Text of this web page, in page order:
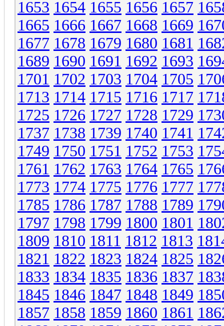
1653 1654 1655 1656 1657
1665 1666 1667 1668 1669
1677 1678 1679 1680 1681
1689 1690 1691 1692 1693
1701 1702 1703 1704 1705
1713 1714 1715 1716 1717
1725 1726 1727 1728 1729
1737 1738 1739 1740 1741
1749 1750 1751 1752 1753
1761 1762 1763 1764 1765
1773 1774 1775 1776 1777
1785 1786 1787 1788 1789
1797 1798 1799 1800 1801
1809 1810 1811 1812 1813
1821 1822 1823 1824 1825
1833 1834 1835 1836 1837
1845 1846 1847 1848 1849
1857 1858 1859 1860 1861